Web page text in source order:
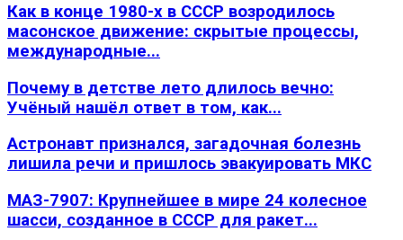
Как в конце 1980-х в СССР возродилось
масонское движение: скрытые процессы,
международные...
Почему в детстве лето длилось вечно:
Учёный нашёл ответ в том, как...
Астронавт признался, загадочная болезнь
лишила речи и пришлось эвакуировать МКС
МАЗ-7907: Крупнейшее в мире 24 колесное
шасси, созданное в СССР для ракет...